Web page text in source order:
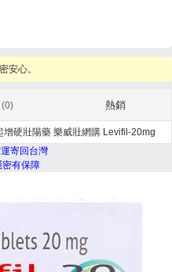
安心。
(0) 熱銷
增硬壯陽藥 樂威壯網購 Levifil-20mg
寄回台灣
有保障